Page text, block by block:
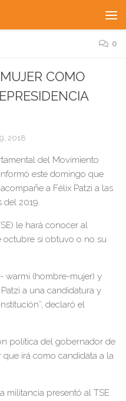
0
COMO
2018
del Movimiento
este domingo que
a Félix Patzi a las
del 2019.
le hará conocer al
octubre si obtuvo o no su
warmi (hombre-mujer) y
a una candidatura y
declaró el
política del gobernador de
que irá como candidata a la
militancia presentó al TSE